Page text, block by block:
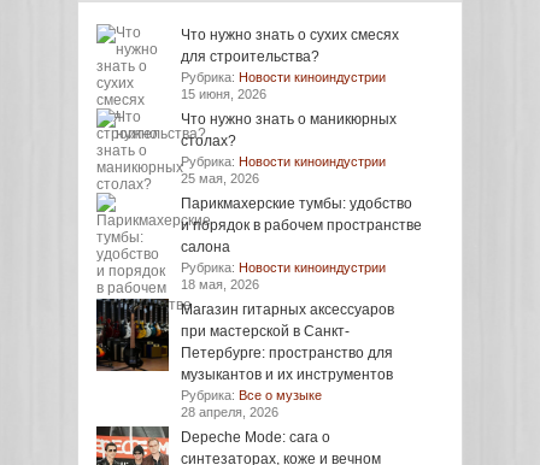
Что нужно знать о сухих смесях
для строительства?
Рубрика: Новости киноиндустрии
15 июня, 2026
Что нужно знать о маникюрных
столах?
Рубрика: Новости киноиндустрии
25 мая, 2026
Парикмахерские тумбы: удобство
и порядок в рабочем пространстве
салона
Рубрика: Новости киноиндустрии
18 мая, 2026
Магазин гитарных аксессуаров
при мастерской в Санкт-
Петербурге: пространство для
музыкантов и их инструментов
Рубрика: Все о музыке
28 апреля, 2026
Depeche Mode: сага о
синтезаторах, коже и вечном